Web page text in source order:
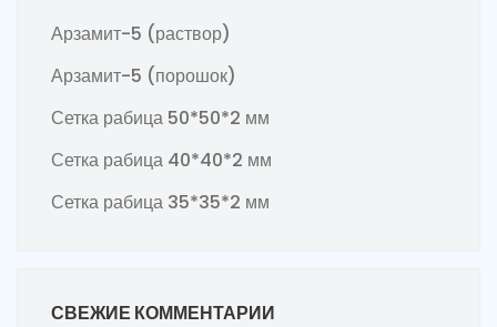
Арзамит-5 (раствор)
Арзамит-5 (порошок)
Сетка рабица 50*50*2 мм
Сетка рабица 40*40*2 мм
Сетка рабица 35*35*2 мм
СВЕЖИЕ КОММЕНТАРИИ